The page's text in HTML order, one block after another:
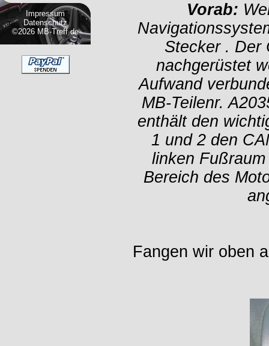
Impressum
Datenschutz
©2026 MB-Treff.de
Vorab:
Stecker . Der
nachgerüstet
Aufwand
MB-Teilenr.
enthält den
1 und 2 den
linken
Bereich des
Fangen wir oben